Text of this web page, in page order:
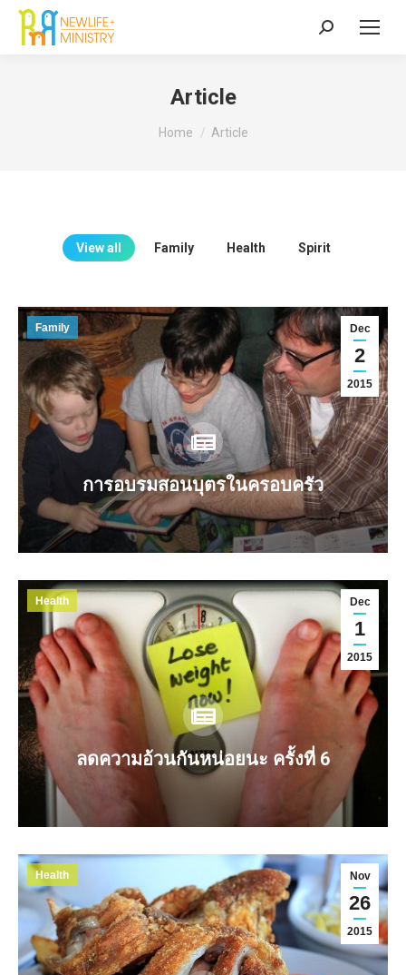
Search:
Article
You are here:
Home Article
View all Family Health Spirit
Dec
2
2015
Family
การอบรมสอนบุตรในครอบครัว
Dec
1
2015
Health
ลดความอ้วนกันหน่อยนะ ครั้งที่ 6
Nov
26
2015
Health